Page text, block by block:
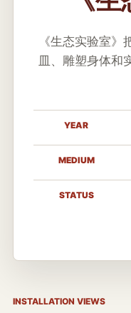
《生态实验室
皿、雕塑身体和
YEAR
MEDIUM
STATUS
INSTALLATION VIEWS